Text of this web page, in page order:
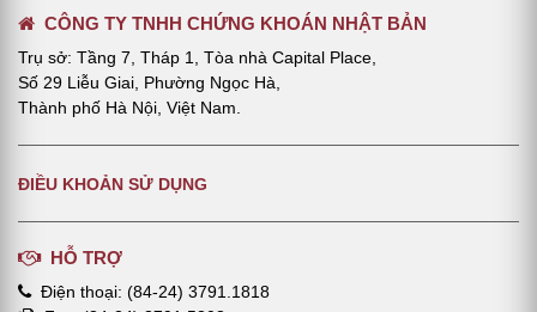
CÔNG TY TNHH CHỨNG KHOÁN NHẬT BẢN
Trụ sở: Tầng 7, Tháp 1, Tòa nhà Capital Place,
Số 29 Liễu Giai, Phường Ngọc Hà,
Thành phố Hà Nội, Việt Nam.
ĐIỀU KHOẢN SỬ DỤNG
HỖ TRỢ
Điện thoại: (84-24) 3791.1818